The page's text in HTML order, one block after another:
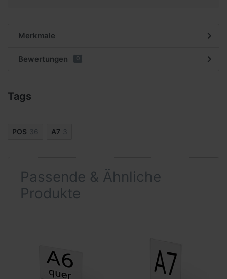
Merkmale
Bewertungen 0
Tags
POS 36 A7 3
Passende & Ähnliche
Produkte